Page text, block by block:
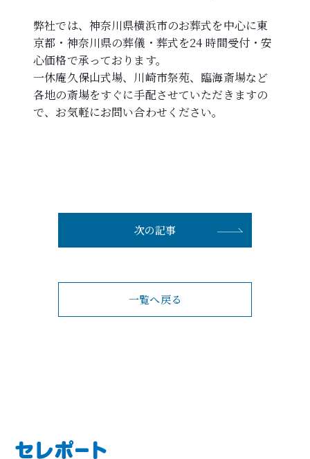
弊社では、神奈川県横浜市のお葬式を中心に東
京都・神奈川県の葬儀・葬式を24 時間受付・安
心価格で承っております。
一休庵久保山式場、川崎市祭苑、臨海斎場など
各地の斎場をすぐに手配させていただきますの
で、お気軽にお問い合わせください。
次の記事
一覧へ戻る